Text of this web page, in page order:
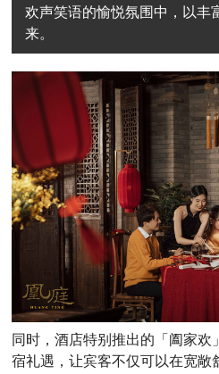
欢声笑语的愉悦氛围中，以丰
来。
同时，酒店特别推出的「阖家欢
宿礼遇，让宾客不仅可以在宽敞